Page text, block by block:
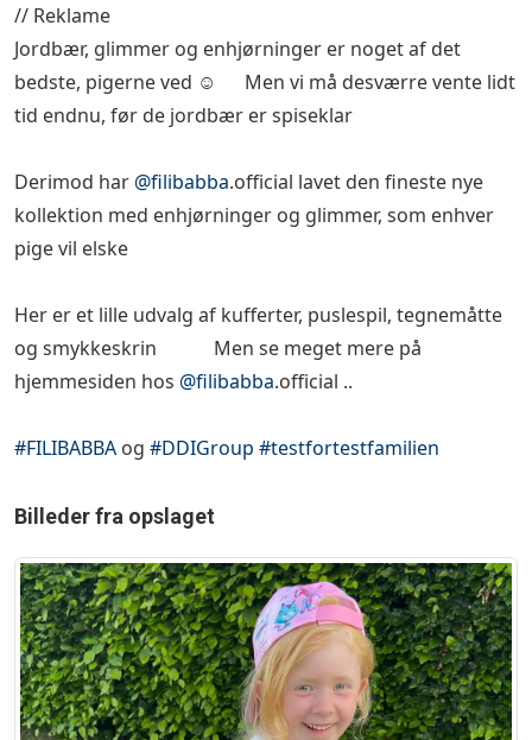
// Reklame ✨
Jordbær, glimmer og enhjørninger er noget af det
bedste, pigerne ved ☺️🦄 Men vi må desværre vente lidt
tid endnu, før de jordbær er spiseklar 🍓🤭
Derimod har @filibabba.official lavet den fineste nye
kollektion med enhjørninger og glimmer, som enhver
pige vil elske ✨💛
Her er et lille udvalg af kufferter, puslespil, tegnemåtte
og smykkeskrin ✨💛 Men se meget mere på
hjemmesiden hos @filibabba.official ..
#FILIBABBA og #DDIGroup #testfortestfamilien
Billeder fra opslaget